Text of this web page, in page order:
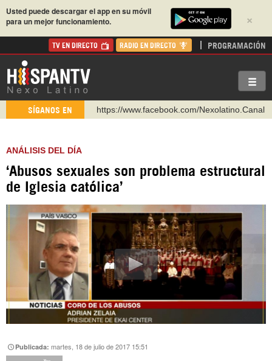
×
Usted puede descargar el app en su móvil
para un mejor funcionamiento.
TV EN DIRECTO RADIO EN DIRECTO PROGRAMACIÓN
SÍGANOS EN
https://www.facebook.com/Nexolatino.Canal
https://t.me/hispantvcanal
https://urmedium.com/c/hispantv
Instagram como: hispan_tv
ANÁLISIS DEL DÍA
‘Abusos sexuales son problema estructural
de Iglesia católica’
Publicada:martes, 18 de julio de 2017 15:51